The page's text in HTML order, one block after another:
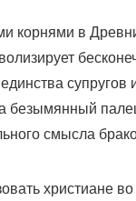
корнями в
супругов
безымянный
смысла
христиане